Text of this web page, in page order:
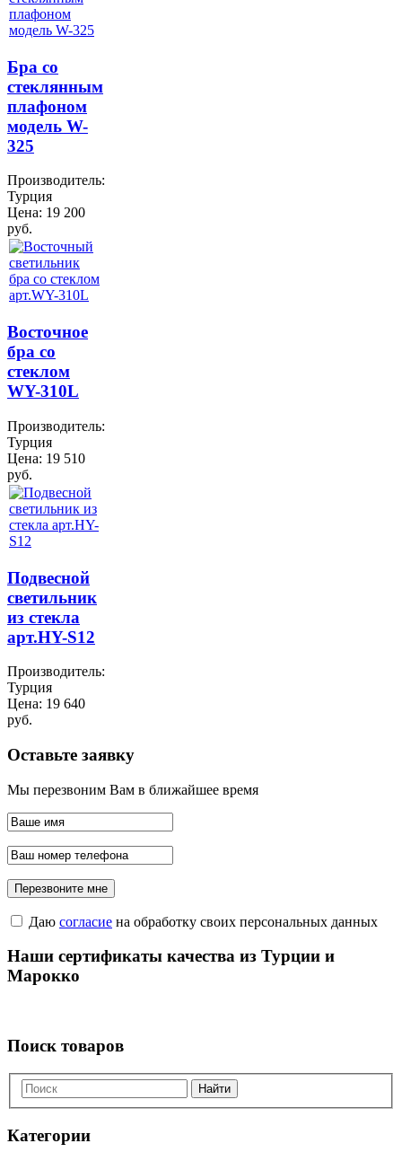
Бра со
стеклянным
плафоном
модель W-
325
Производитель:
Турция
Цена: 19 200
руб.
Восточное
бра со
стеклом
WY-310L
Производитель:
Турция
Цена: 19 510
руб.
Подвесной
светильник
из стекла
арт.HY-S12
Производитель:
Турция
Цена: 19 640
руб.
Оставьте заявку
Мы перезвоним Вам в ближайшее время
Даю согласие на обработку своих персональных данных
Наши сертификаты качества из Турции и
Марокко
Поиск товаров
Найти
Категории